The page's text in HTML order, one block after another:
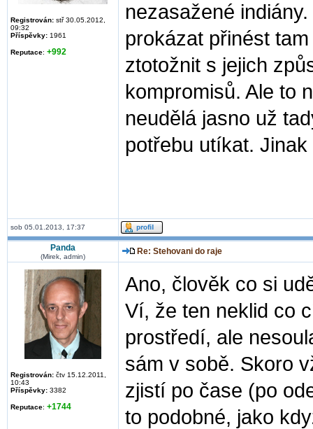
Registrován: stř 30.05.2012,
09:32
Příspěvky: 1961
Reputace: +992
nezasažené
prokázat přinést
ztotožnit s jejich
kompromisů. Ale to
neudělá jasno už
potřebu utíkat.
sob 05.01.2013, 17:37
Panda
(Mirek, admin)
Re: Stehovani do raje
Registrován: čtv 15.12.2011,
10:43
Příspěvky: 3382
Reputace: +1744
Ano, člověk co si
Ví, že ten neklid co
prostředí, ale
sám v sobě. Skoro
zjistí po čase (po
to podobné, jako